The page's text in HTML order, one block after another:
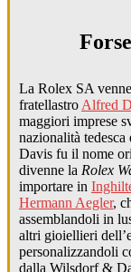
La Rolex SA
fratellastro Alfred
maggiori imprese
nazionalità
Davis fu il nome
divenne la Rolex
importare in
Hermann Aegler,
assemblandoli in
altri gioiellieri
personalizzandoli
dalla Wilsdorf &